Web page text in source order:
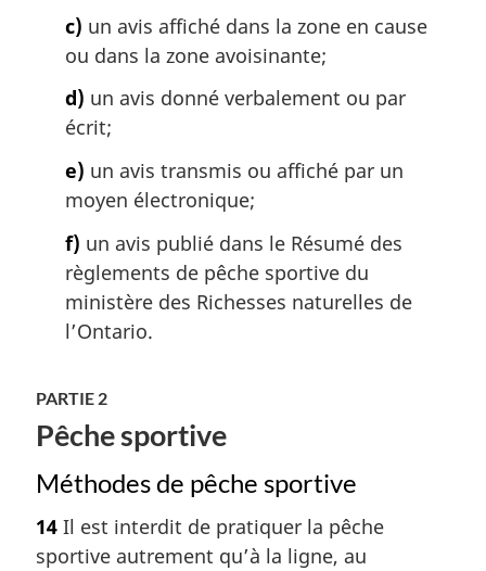
c) un avis affiché dans la zone en cause
ou dans la zone avoisinante;
d) un avis donné verbalement ou par
écrit;
e) un avis transmis ou affiché par un
moyen électronique;
f) un avis publié dans le Résumé des
règlements de pêche sportive du
ministère des Richesses naturelles de
l’Ontario.
PARTIE 2
Pêche sportive
Méthodes de pêche sportive
14 Il est interdit de pratiquer la pêche
sportive autrement qu’à la ligne, au